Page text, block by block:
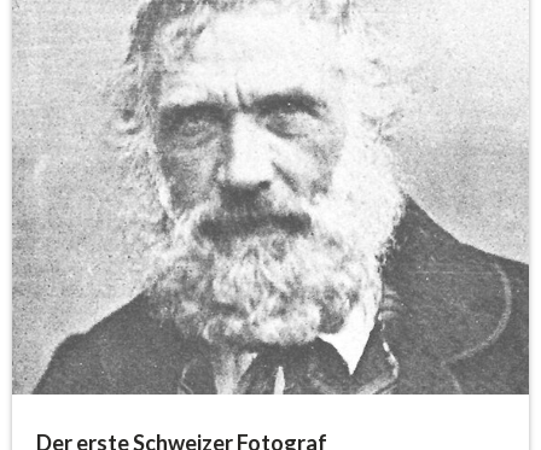
Der erste Schweizer Fotograf